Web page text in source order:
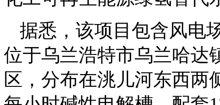
据悉，该项目包含风电
位于乌兰浩特市乌兰哈达
区，分布在洮儿河东西两